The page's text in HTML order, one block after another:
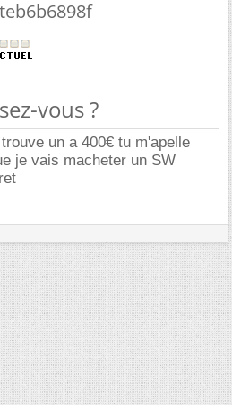
vous ?
un a 400€ tu m'apelle
je vais macheter un SW